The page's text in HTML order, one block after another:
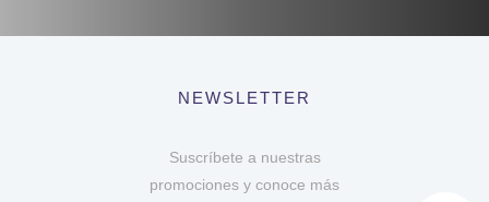
NEWSLETTER
Suscríbete a nuestras
promociones y conoce más